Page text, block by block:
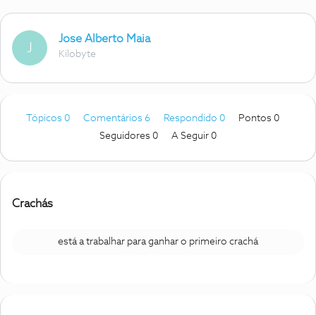
J
Jose Alberto Maia
Kilobyte
Tópicos 0 Comentários 6 Respondido 0
Pontos 0
Seguidores 0 A Seguir 0
Crachás
está a trabalhar para ganhar o primeiro crachá